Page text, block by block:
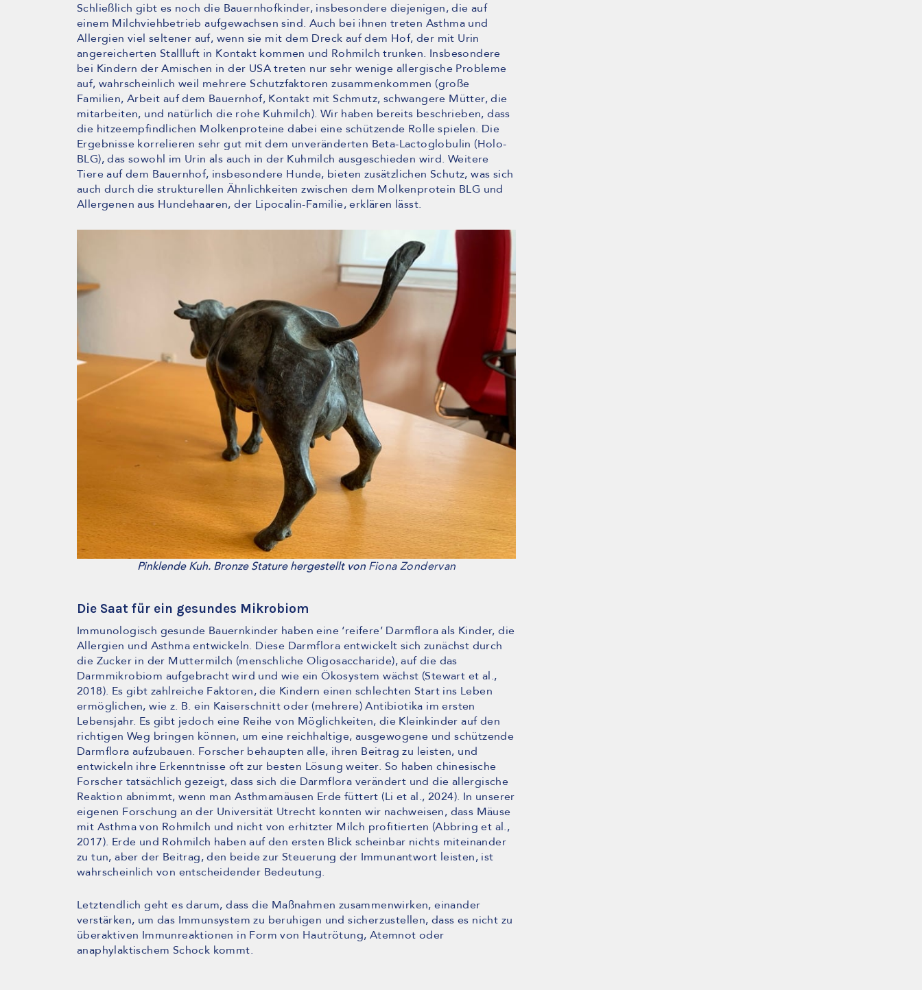
Schließlich gibt es noch die Bauernhofkinder, insbesondere diejenigen, die auf
einem Milchviehbetrieb aufgewachsen sind. Auch bei ihnen treten Asthma und
Allergien viel seltener auf, wenn sie mit dem Dreck auf dem Hof, der mit Urin
angereicherten Stallluft in Kontakt kommen und Rohmilch trunken. Insbesondere
bei Kindern der Amischen in der USA treten nur sehr wenige allergische Probleme
auf, wahrscheinlich weil mehrere Schutzfaktoren zusammenkommen (große
Familien, Arbeit auf dem Bauernhof, Kontakt mit Schmutz, schwangere Mütter, die
mitarbeiten, und natürlich die rohe Kuhmilch). Wir haben bereits beschrieben, dass
die hitzeempfindlichen Molkenproteine dabei eine schützende Rolle spielen. Die
Ergebnisse korrelieren sehr gut mit dem unveränderten Beta-Lactoglobulin (Holo-
BLG), das sowohl im Urin als auch in der Kuhmilch ausgeschieden wird. Weitere
Tiere auf dem Bauernhof, insbesondere Hunde, bieten zusätzlichen Schutz, was sich
auch durch die strukturellen Ähnlichkeiten zwischen dem Molkenprotein BLG und
Allergenen aus Hundehaaren, der Lipocalin-Familie, erklären lässt.
Pinklende Kuh. Bronze Stature hergestellt vonFiona Zondervan
Die Saat für ein gesundes Mikrobiom
Immunologisch gesunde Bauernkinder haben eine ‘reifere’ Darmflora als Kinder, die
Allergien und Asthma entwickeln. Diese Darmflora entwickelt sich zunächst durch
die Zucker in der Muttermilch (menschliche Oligosaccharide), auf die das
Darmmikrobiom aufgebracht wird und wie ein Ökosystem wächst (Stewart et al.,
2018). Es gibt zahlreiche Faktoren, die Kindern einen schlechten Start ins Leben
ermöglichen, wie z. B. ein Kaiserschnitt oder (mehrere) Antibiotika im ersten
Lebensjahr. Es gibt jedoch eine Reihe von Möglichkeiten, die Kleinkinder auf den
richtigen Weg bringen können, um eine reichhaltige, ausgewogene und schützende
Darmflora aufzubauen. Forscher behaupten alle, ihren Beitrag zu leisten, und
entwickeln ihre Erkenntnisse oft zur besten Lösung weiter. So haben chinesische
Forscher tatsächlich gezeigt, dass sich die Darmflora verändert und die allergische
Reaktion abnimmt, wenn man Asthmamäusen Erde füttert (Li et al., 2024). In unserer
eigenen Forschung an der Universität Utrecht konnten wir nachweisen, dass Mäuse
mit Asthma von Rohmilch und nicht von erhitzter Milch profitierten (Abbring et al.,
2017). Erde und Rohmilch haben auf den ersten Blick scheinbar nichts miteinander
zu tun, aber der Beitrag, den beide zur Steuerung der Immunantwort leisten, ist
wahrscheinlich von entscheidender Bedeutung.
Letztendlich geht es darum, dass die Maßnahmen zusammenwirken, einander
verstärken, um das Immunsystem zu beruhigen und sicherzustellen, dass es nicht zu
überaktiven Immunreaktionen in Form von Hautrötung, Atemnot oder
anaphylaktischem Schock kommt.